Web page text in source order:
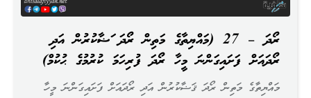
ރޯދަ – 27 (މައްޔިތާގެ މަތިން ރޯދަ ޤަޟާކުރުން އަދި
ރޯދައަށް ފަށައިގަންނަ މީހާ ރޯދަ ފުރިހަމަ ކުރުމުގެ ޙުކުމް)
މައްޔިތާގެ މަތިން ރޯދަ ޤަޟާކުރުން އަދި ރޯދައަށް ފަށައިގަންނަ މީހާ